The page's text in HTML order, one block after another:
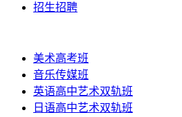
招生招聘
美术高考班
音乐传媒班
英语高中艺术双轨班
日语高中艺术双轨班